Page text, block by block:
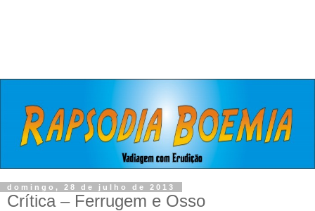
domingo, 28 de julho de 2013
Crítica – Ferrugem e Osso